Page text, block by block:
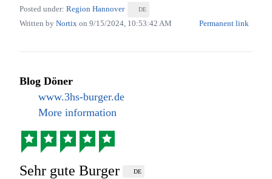
nicht viel aufwerten.
Reichlich belegt und von guter Konsistenz, so dass
die Brötchenhälften das Fleisch und die sonstigen
Lecker und preislich absolut ok. So sollte es immer
Zusammenstellung. Dies konnte jedoch schnell und
Posted under: Region Hannover DE
Written by Nortix on 9/15/2024, 10:53:42 AM Permanent link
Blog Döner
www.3hs-burger.de
More information
Sehr gute Burger DE